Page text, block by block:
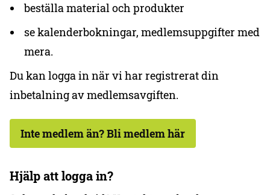
beställa material och produkter
se kalenderbokningar, medlemsuppgifter med
mera.
Du kan logga in när vi har registrerat din
inbetalning av medlemsavgiften.
Inte medlem än? Bli medlem här
Hjälp att logga in?